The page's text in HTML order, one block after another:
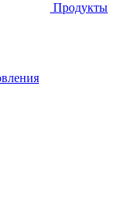
Продукты